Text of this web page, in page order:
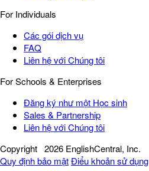
For Individuals
Các gói dịch vụ
FAQ
Liên hệ với Chúng tôi
For Schools & Enterprises
Đăng ký như một Học sinh
Sales & Partnership
Liên hệ với Chúng tôi
Copyright 2026 EnglishCentral, Inc.
Quy định bảo mậtĐiểu khoản sử dụng